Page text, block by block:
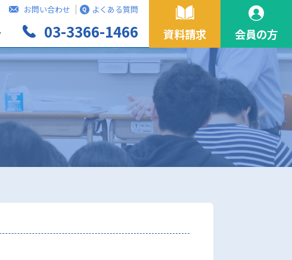
お問い合わせ よくある質問
03-3366-1466 資料請求 会員の方